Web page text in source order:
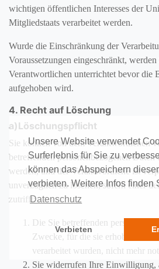
Unsere Website verwendet
Surferlebnis für Sie zu
können das Abspeichern
verbieten. Weitere Infos finden
Datenschutz
Verbieten
wichtigen öffentlichen Interesses der
Mitgliedstaats verarbeitet werden.
Wurde die Einschränkung der
Voraussetzungen eingeschränkt,
Verantwortlichen unterrichtet bevor die
aufgehoben wird.
4. Recht auf Löschung
a)Löschungspflicht
Sie können von dem Verantwortlichen
betreffenden personenbezogenen
werden, und der Verantwortliche ist
unverzüglich zu löschen, sofern einer
zutrifft:
Die Sie betreffenden
Zwecke, für die sie erhoben oder
verarbeitet wurden, nicht mehr
Sie widerrufen Ihre Einwilligung,